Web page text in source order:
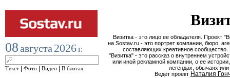
08августа 2026г.
Текст Фото Видео В блогах
Визитка - это лицо ее обладателя. Проект
на Sostav.ru - это портрет компании, бюро,
составляющих креативное сообщество.
"Визитка" - это рассказ о внутреннем
или иной рекламной компании, о ее
легендах, обычаях
Ведет проект Наталия